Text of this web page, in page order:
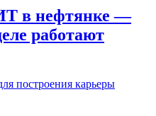
в нефтянке —
работают